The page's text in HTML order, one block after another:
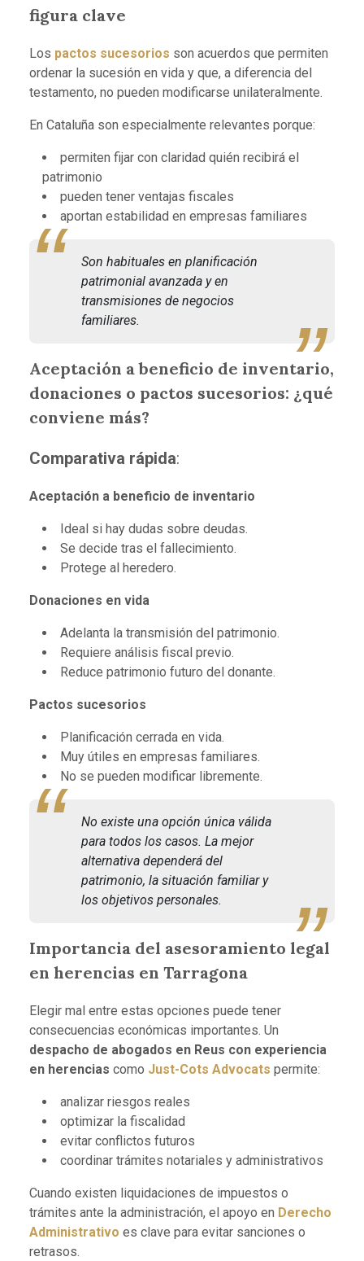
figura clave
Los pactos sucesorios son acuerdos que permiten
ordenar la sucesión en vida y que, a diferencia del
testamento, no pueden modificarse unilateralmente.
En Cataluña son especialmente relevantes porque:
permiten fijar con claridad quién recibirá el
patrimonio
pueden tener ventajas fiscales
aportan estabilidad en empresas familiares
Son habituales en planificación
patrimonial avanzada y en
transmisiones de negocios
familiares.
Aceptación a beneficio de inventario,
donaciones o pactos sucesorios: ¿qué
conviene más?
Comparativa rápida:
Aceptación a beneficio de inventario
Ideal si hay dudas sobre deudas.
Se decide tras el fallecimiento.
Protege al heredero.
Donaciones en vida
Adelanta la transmisión del patrimonio.
Requiere análisis fiscal previo.
Reduce patrimonio futuro del donante.
Pactos sucesorios
Planificación cerrada en vida.
Muy útiles en empresas familiares.
No se pueden modificar libremente.
No existe una opción única válida
para todos los casos. La mejor
alternativa dependerá del
patrimonio, la situación familiar y
los objetivos personales.
Importancia del asesoramiento legal
en herencias en Tarragona
Elegir mal entre estas opciones puede tener
consecuencias económicas importantes. Un
despacho de abogados en Reus con experiencia
en herencias como Just-Cots Advocats permite:
analizar riesgos reales
optimizar la fiscalidad
evitar conflictos futuros
coordinar trámites notariales y administrativos
Cuando existen liquidaciones de impuestos o
trámites ante la administración, el apoyo en Derecho
Administrativo es clave para evitar sanciones o
retrasos.